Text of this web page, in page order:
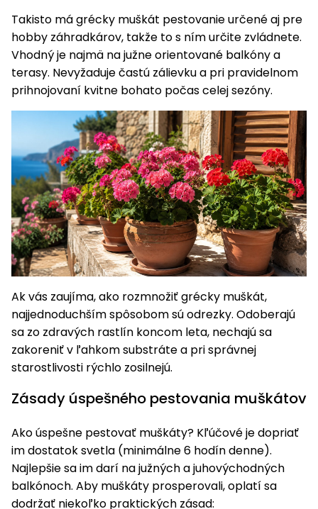
Takisto má grécky muškát pestovanie určené aj pre
hobby záhradkárov, takže to s ním určite zvládnete.
Vhodný je najmä na južne orientované balkóny a
terasy. Nevyžaduje častú zálievku a pri pravidelnom
prihnojovaní kvitne bohato počas celej sezóny.
Ak vás zaujíma, ako rozmnožiť grécky muškát,
najjednoduchším spôsobom sú odrezky. Odoberajú
sa zo zdravých rastlín koncom leta, nechajú sa
zakoreniť v ľahkom substráte a pri správnej
starostlivosti rýchlo zosilnejú.
Zásady úspešného pestovania muškátov
Ako úspešne pestovať muškáty? Kľúčové je dopriať
im dostatok svetla (minimálne 6 hodín denne).
Najlepšie sa im darí na južných a juhovýchodných
balkónoch. Aby muškáty prosperovali, oplatí sa
dodržať niekoľko praktických zásad: